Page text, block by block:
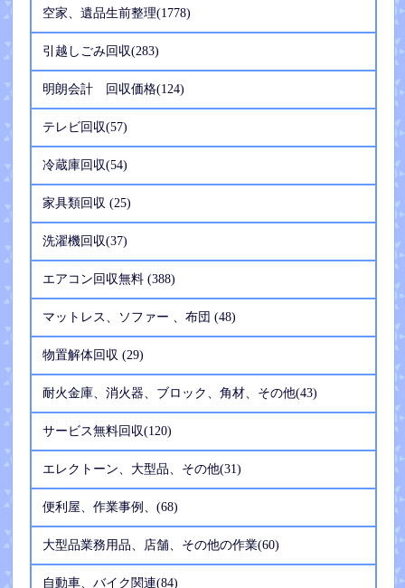
空家、遺品生前整理(1778)
引越しごみ回収(283)
明朗会計 回収価格(124)
テレビ回収(57)
冷蔵庫回収(54)
家具類回収 (25)
洗濯機回収(37)
エアコン回収無料 (388)
マットレス、ソファー 、布団 (48)
物置解体回収 (29)
耐火金庫、消火器、ブロック、角材、その他(43)
サービス無料回収(120)
エレクトーン、大型品、その他(31)
便利屋、作業事例、(68)
大型品業務用品、店舗、その他の作業(60)
自動車、バイク関連(84)